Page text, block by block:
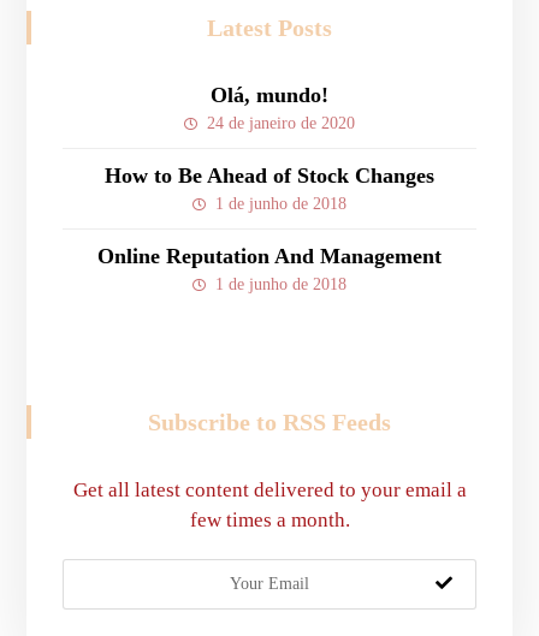
Latest Posts
Olá, mundo!
24 de janeiro de 2020
How to Be Ahead of Stock Changes
1 de junho de 2018
Online Reputation And Management
1 de junho de 2018
Subscribe to RSS Feeds
Get all latest content delivered to your email a
few times a month.